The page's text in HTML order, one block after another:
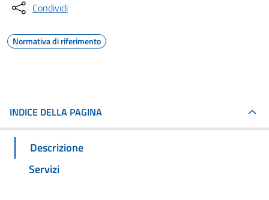
Condividi
Normativa di riferimento
INDICE DELLA PAGINA
Descrizione
Servizi